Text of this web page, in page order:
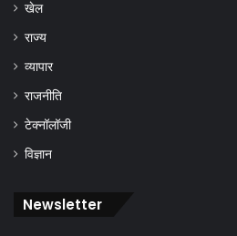
खेल
राज्य
व्यापार
राजनीति
टेक्नॉलॉजी
विज्ञान
Newsletter